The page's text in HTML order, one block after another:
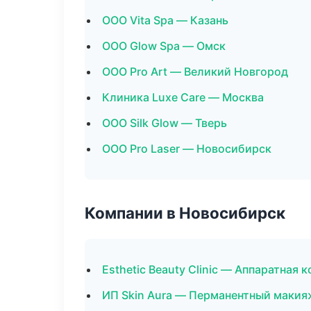
ООО Vita Spa — Казань
ООО Glow Spa — Омск
ООО Pro Art — Великий Новгород
Клиника Luxe Care — Москва
ООО Silk Glow — Тверь
ООО Pro Laser — Новосибирск
Компании в Новосибирск
Esthetic Beauty Clinic — Аппаратная
ИП Skin Aura — Перманентный